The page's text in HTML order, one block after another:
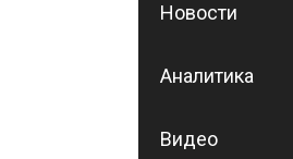
Новости
Аналитика
Видео